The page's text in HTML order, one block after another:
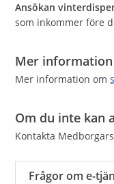
Ansökan
som inkommer före
Mer information
Mer information om
Om du inte kan
Kontakta
Frågor om e-